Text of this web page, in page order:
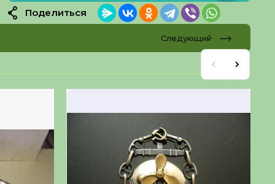
Поделиться
Следующий